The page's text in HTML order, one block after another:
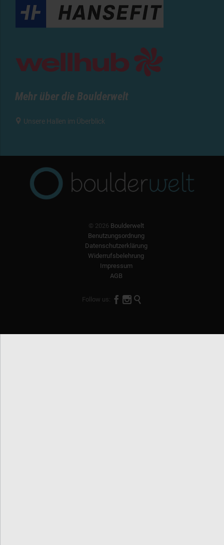
Mehr über die Boulderwelt
 Unsere Hallen im Überblick
© 2026 Boulderwelt
Benutzungsordnung
Datenschutzerklärung
Widerrufsbelehrung
Impressum
AGB
Follow us:   